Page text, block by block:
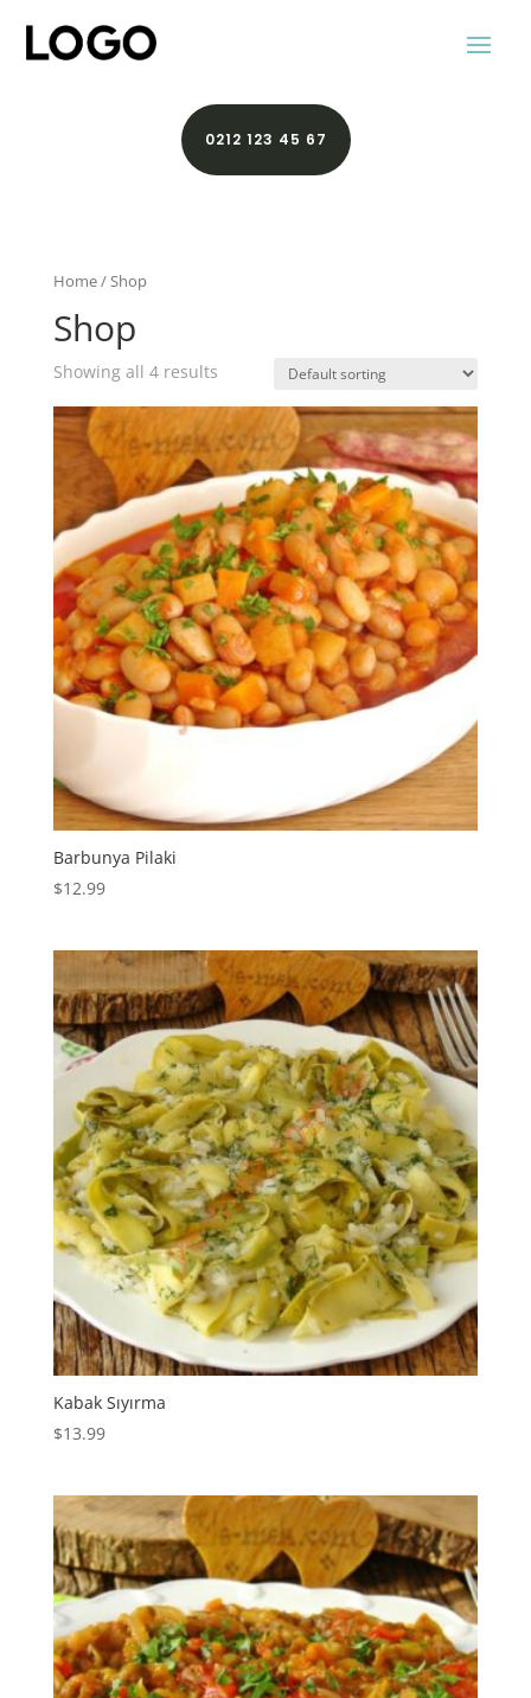
0212 123 45 67
Home/ Shop
Shop
Showing all 4 results
Barbunya Pilaki
$12.99
Kabak Sıyırma
$13.99